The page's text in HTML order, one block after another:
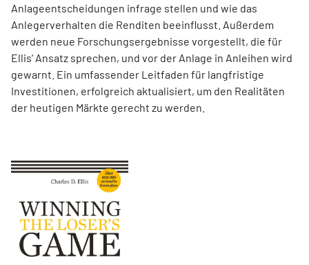
Anlageentscheidungen infrage stellen und wie das
Anlegerverhalten die Renditen beeinflusst. Außerdem
werden neue Forschungsergebnisse vorgestellt, die für
Ellis’ Ansatz sprechen, und vor der Anlage in Anleihen wird
gewarnt. Ein umfassender Leitfaden für langfristige
Investitionen, erfolgreich aktualisiert, um den Realitäten
der heutigen Märkte gerecht zu werden.